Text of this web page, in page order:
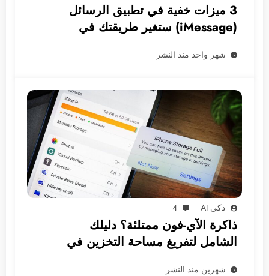
3 ميزات خفية في تطبيق الرسائل
(iMessage) ستغير طريقتك في
المراسلة
شهر واحد منذ النشر
ذكي AI 4
ذاكرة الآي-فون ممتلئة؟ دليلك
الشامل لتفريغ مساحة التخزين في
نظام iOS
شهرين منذ النشر